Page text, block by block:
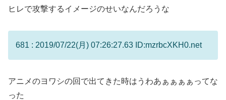
ヒレで攻撃するイメージのせいなんだろうな
681 : 2019/07/22(月) 07:26:27.63 ID:mzrbcXKH0.net
アニメのヨワシの回で出てきた時はうわあぁぁぁぁってな
った